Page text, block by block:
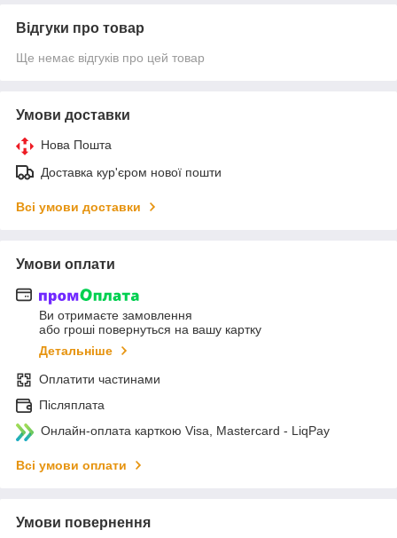
Відгуки про товар
Ще немає відгуків про цей товар
Умови доставки
Нова Пошта
Доставка кур'єром нової пошти
Всі умови доставки
Умови оплати
Ви отримаєте замовлення
або гроші повернуться на вашу картку
Детальніше
Оплатити частинами
Післяплата
Онлайн-оплата карткою Visa, Mastercard - LiqPay
Всі умови оплати
Умови повернення